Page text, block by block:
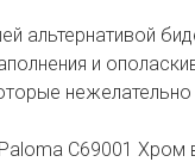
альтернативой
и
C69001